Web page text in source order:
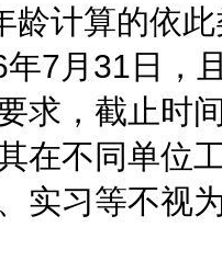
龄计算的依
7月31日，
求，截止时
在不同单位
实习等不视